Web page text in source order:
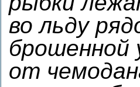
во льду
брошенной
от